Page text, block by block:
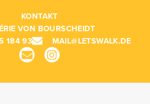
KONTAKT
VON BOURSCHEIDT
184 93
MAIL@LETSWALK.DE